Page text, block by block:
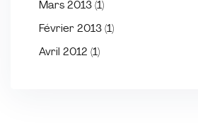
Mars 2013 (1)
Février 2013 (1)
Avril 2012 (1)